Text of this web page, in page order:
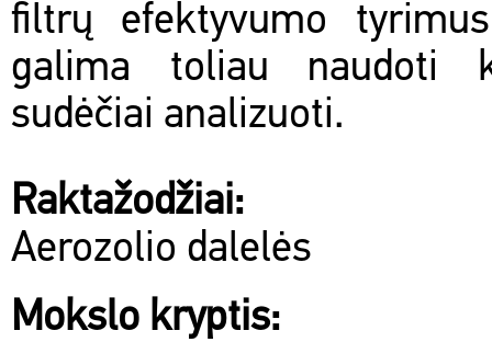
filtrų efektyvumo
galima toliau naudoti
sudėčiai analizuoti.
Raktažodžiai:
Aerozolio dalelės
Mokslo kryptis: